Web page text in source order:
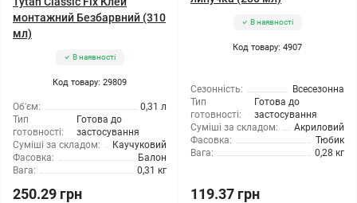
монтажний Безбарвний (310
мл)
В наявності
Код товару: 29809
Об'єм:
0,31 л
Тип
готовності:
Готова до
застосування
Суміші за складом:
Каучуковий
Фасовка:
Балон
Вага:
0,31 кг
250.29 грн
В наявності
Код товару: 4907
Сезонність:
Всесезонна
Тип
готовності:
Готова до
застосування
Суміші за складом:
Акриловий
Фасовка:
Тюбик
Вага:
0,28 кг
119.37 грн